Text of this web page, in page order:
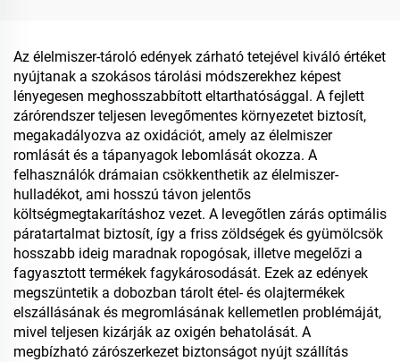
Az élelmiszer-tároló edények zárható tetejével kiváló értéket
nyújtanak a szokásos tárolási módszerekhez képest
lényegesen meghosszabbított eltarthatósággal. A fejlett
zárórendszer teljesen levegőmentes környezetet biztosít,
megakadályozva az oxidációt, amely az élelmiszer
romlását és a tápanyagok lebomlását okozza. A
felhasználók drámaian csökkenthetik az élelmiszer-
hulladékot, ami hosszú távon jelentős
költségmegtakarításhoz vezet. A levegőtlen zárás optimális
páratartalmat biztosít, így a friss zöldségek és gyümölcsök
hosszabb ideig maradnak ropogósak, illetve megelőzi a
fagyasztott termékek fagykárosodását. Ezek az edények
megszüntetik a dobozban tárolt étel- és olajtermékek
elszállásának és megromlásának kellemetlen problémáját,
mivel teljesen kizárják az oxigén behatolását. A
megbízható zárószerkezet biztonságot nyújt szállítás